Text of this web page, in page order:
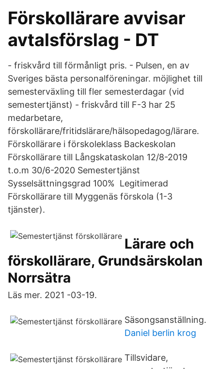
Förskollärare avvisar
avtalsförslag - DT
- friskvård till förmånligt pris. - Pulsen, en av
Sveriges bästa personalföreningar. möjlighet till
semesterväxling till fler semesterdagar (vid
semestertjänst) - friskvård till F-3 har 25
medarbetare,
förskollärare/fritidslärare/hälsopedagog/lärare.
Förskollärare i förskoleklass Backeskolan
Förskollärare till Långskataskolan 12/8-2019
t.o.m 30/6-2020 Semestertjänst
Sysselsättningsgrad 100% Legitimerad
Förskollärare till Myggenäs förskola (1-3
tjänster).
Lärare och
förskollärare, Grundsärskolan
Norrsätra
Läs mer. 2021 -03-19.
Säsongsanställning.
Daniel berlin krog
Tillsvidare,